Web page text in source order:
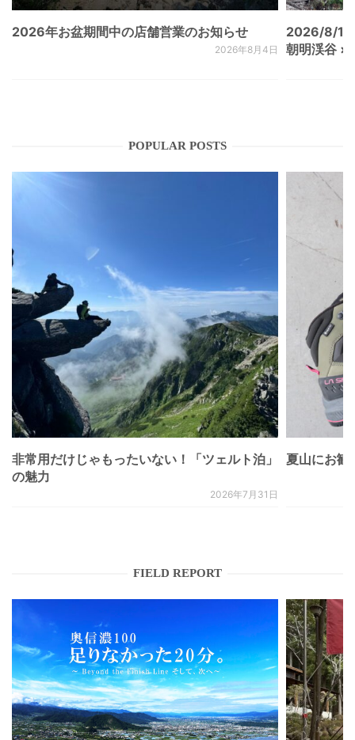
2026年お盆期間中の店舗営業のお知らせ
2026年8月4日
2026/8/
朝明渓谷 ×
POPULAR POSTS
非常用だけじゃもったいない！「ツェルト泊」
の魅力
2026年7月31日
夏山にお
FIELD REPORT